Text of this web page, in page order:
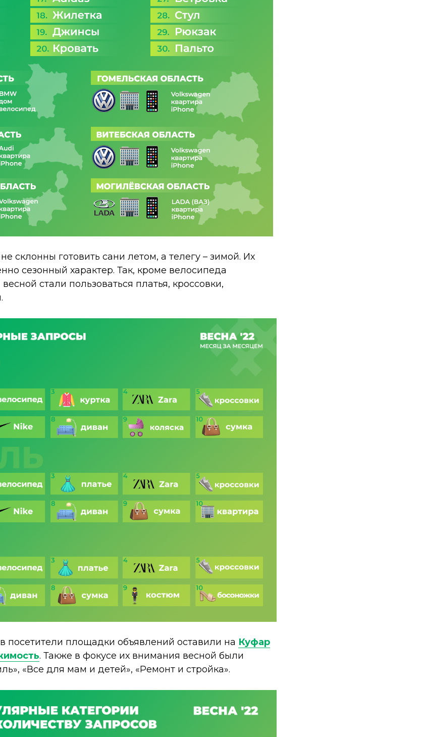
склонны готовить сани летом, а телегу – зимой. Их
сезонный характер. Так, кроме велосипеда
стали пользоваться платья, кроссовки,
посетители площадки объявлений оставили на Куфар
. Также в фокусе их внимания весной были
«Все для мам и детей», «Ремонт и стройка».